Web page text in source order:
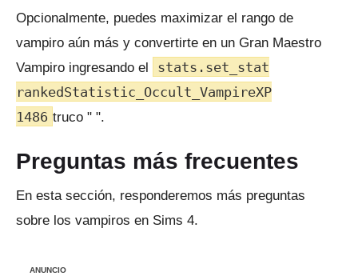
Opcionalmente, puedes maximizar el rango de
vampiro aún más y convertirte en un Gran Maestro
Vampiro ingresando el
stats.set_stat
rankedStatistic_Occult_VampireXP
1486 truco " ".
Preguntas más frecuentes
En esta sección, responderemos más preguntas
sobre los vampiros en Sims 4.
ANUNCIO